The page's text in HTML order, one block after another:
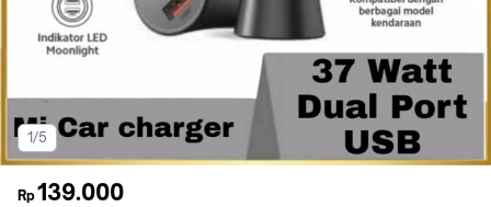
1/5
Rp139.000